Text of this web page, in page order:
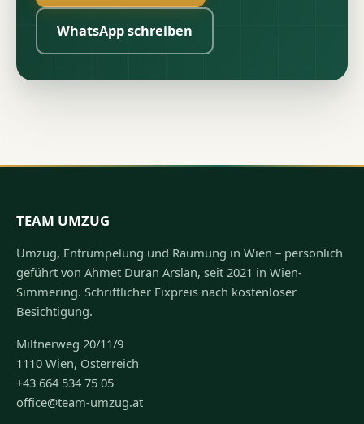
WhatsApp schreiben
TEAM UMZUG
Umzug, Entrümpelung und Räumung in Wien – persönlich
geführt von Ahmet Duran Arslan, seit 2021 in Wien-
Simmering. Schriftlicher Fixpreis nach kostenloser
Besichtigung.
Miltnerweg 20/11/9
1110 Wien, Österreich
+43 664 534 75 05
office@team-umzug.at